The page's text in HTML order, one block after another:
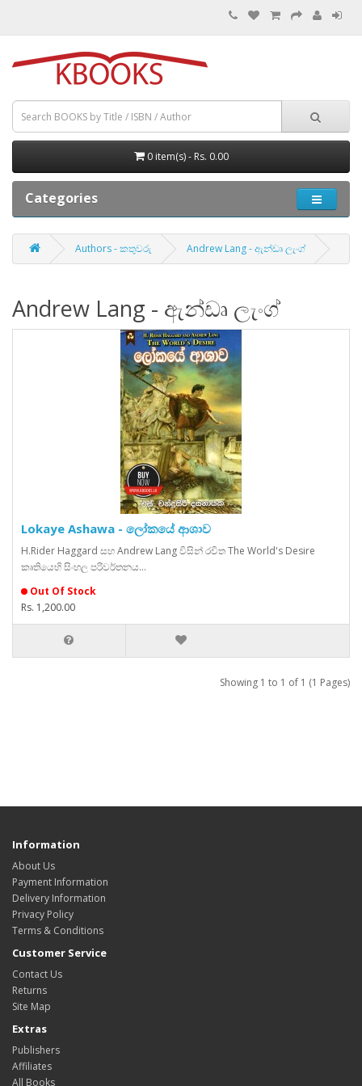
0 item(s) - Rs. 0.00
Categories
Authors - කතුවරු Andrew Lang - ඇන්ඩෘ ලැංග්
Andrew Lang - ඇන්ඩෘ ලැංග්
Lokaye Ashawa - ලෝකයේ ආශාව
H.Rider Haggard සහ Andrew Lang විසින් රචිත The World's Desire
කෘතියෙහි සිංහල පරිවර්තනය...
Out Of Stock
Rs. 1,200.00
Showing 1 to 1 of 1 (1 Pages)
Information
About Us
Payment Information
Delivery Information
Privacy Policy
Terms & Conditions
Customer Service
Contact Us
Returns
Site Map
Extras
Publishers
Affiliates
All Books